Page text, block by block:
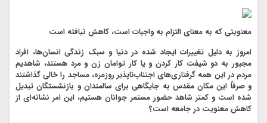
معنویتی که به معنای التزام به واجبات است، کاهش نیافته است
امروز به دلیل تغییرات ایجاد شده در دنیا و سبک زندگی‌ انسان‌ها، افراد
مجبور به دو شیفت کار کردن و یا کار توامان زن و مرد هستند، شاهدیم
مردم در این همه گرفتاری‌های اجتناب‌ناپذیر روزمره، مساجد را خالی گذاشتند
و صرفاً این مکان مقدس به جایگاهی برای سالمندان و بازنشستگان تبدیل
شده است و کمتر شاهد حضور مستمر جوانان هستیم، این امر نشانه‌ای از
کاهش معنویت در جامعه است؟